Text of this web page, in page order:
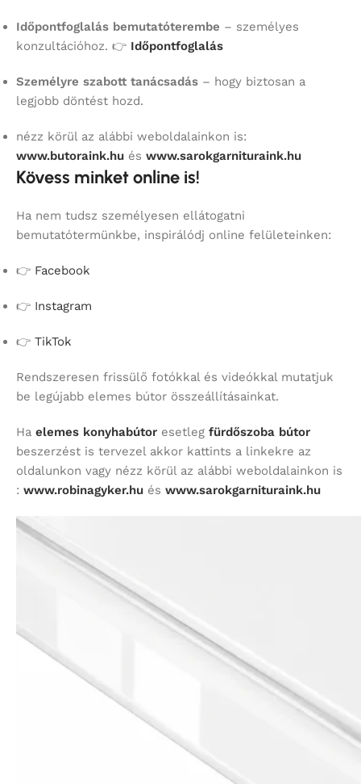
Időpontfoglalás bemutatóterembe – személyes
konzultációhoz. 👉 Időpontfoglalás
Személyre szabott tanácsadás – hogy biztosan a
legjobb döntést hozd.
nézz körül az alábbi weboldalainkon is:
www.butoraink.hu és www.sarokgarnituraink.hu
Kövess minket online is!
Ha nem tudsz személyesen ellátogatni
bemutatótermünkbe, inspirálódj online felületeinken:
👉 Facebook
👉 Instagram
👉 TikTok
Rendszeresen frissülő fotókkal és videókkal mutatjuk
be legújabb elemes bútor összeállításainkat.
Ha elemes konyhabútor esetleg fürdőszoba bútor
beszerzést is tervezel akkor kattints a linkekre az
oldalunkon vagy nézz körül az alábbi weboldalainkon is
: www.robinagyker.hu és www.sarokgarnituraink.hu